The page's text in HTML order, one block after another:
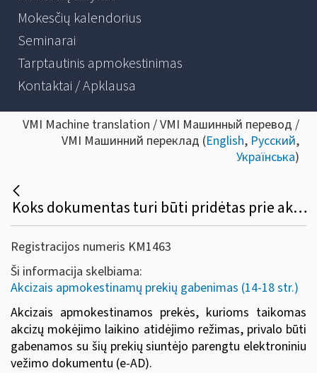
Mokesčių kalendorius
Seminarai
Tarptautinis apmokestinimas
Kontaktai / Apklausa
VMI Machine translation / VMI Машинный перевод /
VMI Машинний переклад (English, Русский,
Українська)
Koks dokumentas turi būti pridėtas prie akcizais apmokestinamų prekių, gabenamų taikant akcizų mokėjimo laikino atidėjimo režimą?
Registracijos numeris KM1463
Ši informacija skelbiama:
Akcizais apmokestinamų prekių gabenimas (14-18 str.)
Akcizais apmokestinamos prekės, kurioms taikomas
akcizų mokėjimo laikino atidėjimo režimas, privalo būti
gabenamos su šių prekių siuntėjo parengtu elektroniniu
vežimo dokumentu (e-AD).